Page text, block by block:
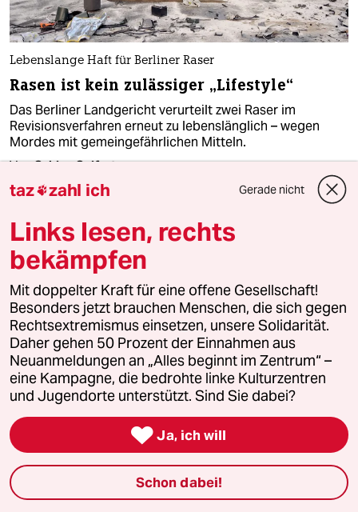
Lebenslange Haft für Berliner Raser
Rasen ist kein zulässiger „Lifestyle“
Das Berliner Landgericht verurteilt zwei Raser im
Revisionsverfahren erneut zu lebenslänglich – wegen
Mordes mit gemeingefährlichen Mitteln.
Von Sabine Seifert
10 Ausgaben für 10 Euro
Die Wochenzeitung mit taz-Blick
taz zahl ich Gerade nicht
Links lesen, rechts
bekämpfen
Mit doppelter Kraft für eine offene Gesellschaft!
Besonders jetzt brauchen Menschen, die sich gegen
Rechtsextremismus einsetzen, unsere Solidarität.
Daher gehen 50 Prozent der Einnahmen aus
Neuanmeldungen an „Alles beginnt im Zentrum“ –
eine Kampagne, die bedrohte linke Kulturzentren
und Jugendorte unterstützt. Sind Sie dabei?
 Ja, ich will
Schon dabei!